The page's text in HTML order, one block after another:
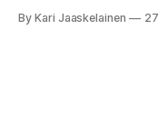
tottelee sinua
By Kari Jaaskelainen